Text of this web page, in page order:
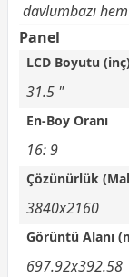
davlumbazı
Panel
LCD Boyutu
31.5 "
En-Boy Oranı
16: 9
Çözünürlük
3840x2160
Görüntü Alanı
697.92x392.58